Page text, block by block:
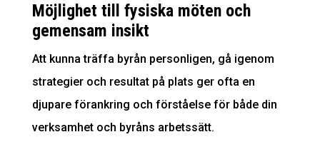
Möjlighet till fysiska möten och
gemensam insikt
Att kunna träffa byrån personligen, gå igenom
strategier och resultat på plats ger ofta en
djupare förankring och förståelse för både din
verksamhet och byråns arbetssätt.